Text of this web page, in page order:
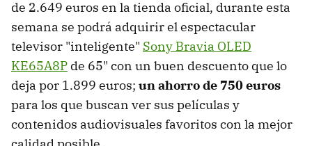
de 2.649 euros en la tienda oficial, durante esta
semana se podrá adquirir el espectacular
televisor "inteligente" Sony Bravia OLED
KE65A8P de 65" con un buen descuento que lo
deja por 1.899 euros; un ahorro de 750 euros
para los que buscan ver sus películas y
contenidos audiovisuales favoritos con la mejor